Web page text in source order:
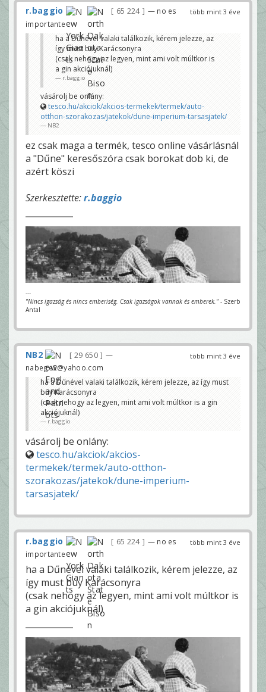
több mint 3 éve
r.baggio 65 224
— no es
importante
ha a Dűnével valaki találkozik, kérem jelezze, az
így must buy Karácsonyra
(csak nehogy az legyen, mint ami volt múltkor is
a gin akciójuknál)
r.baggio
vásárolj be onlány:
tesco.hu/akciok/akcios-termekek/termek/auto-
otthon-szorakozas/jatekok/dune-imperium-tarsasjatek/
NB2
ez csak maga a termék, tesco online vásárlásnál
a "Dűne" keresőszóra csak borokat dob ki, de
azért köszi
Szerkesztette:r.baggio
---
"Nincs igazság és nincs emberiség. Csak igazságok vannak és emberek." - Szerb
Antal
több mint 3 éve
NB2 29 650
—
nabege2@yahoo.com
ha a Dűnével valaki találkozik, kérem jelezze, az így must
buy Karácsonyra
(csak nehogy az legyen, mint ami volt múltkor is a gin
akciójuknál)
r.baggio
vásárolj be onlány:
tesco.hu/akciok/akcios-
termekek/termek/auto-otthon-
szorakozas/jatekok/dune-imperium-
tarsasjatek/
több mint 3 éve
r.baggio 65 224
— no es
importante
ha a Dűnével valaki találkozik, kérem jelezze, az
így must buy Karácsonyra
(csak nehogy az legyen, mint ami volt múltkor is
a gin akciójuknál)